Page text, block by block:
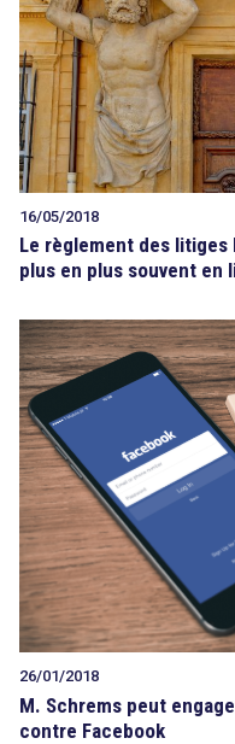
16/05/2018
Le règlement des
plus en plus souvent en
26/01/2018
M. Schrems peut
contre Facebook